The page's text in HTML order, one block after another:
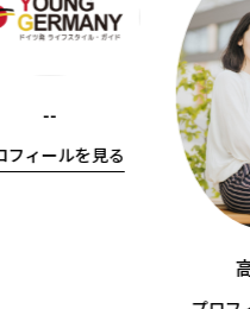
--
フィールを見る